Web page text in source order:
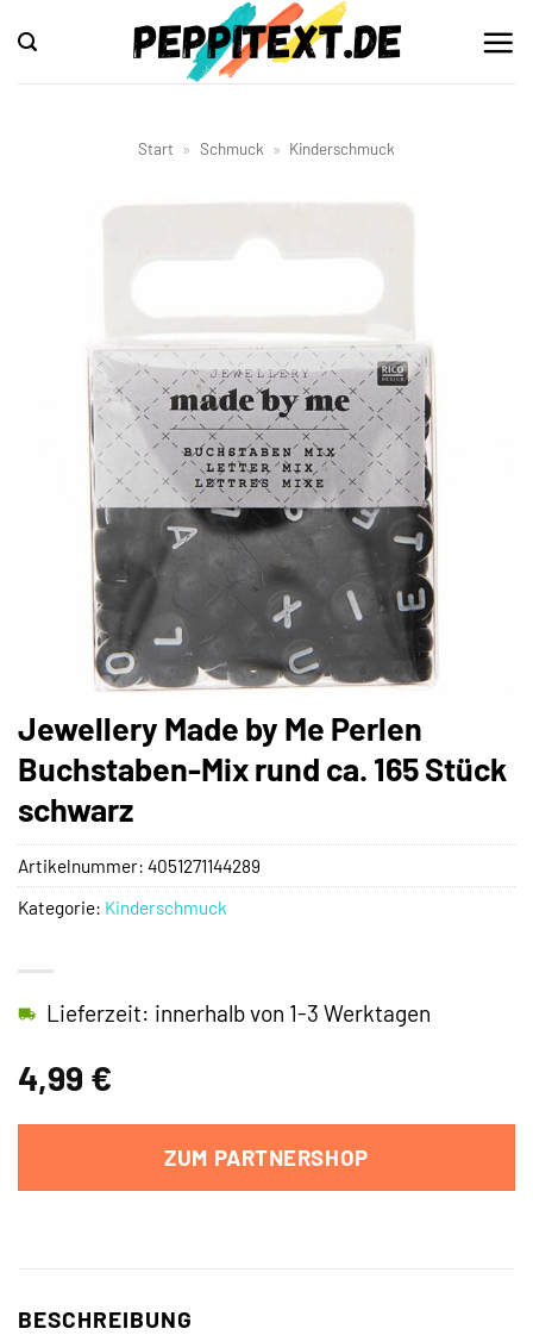
Inhalt
springen
Start » Schmuck » Kinderschmuck
Jewellery Made by Me Perlen
Buchstaben-Mix rund ca. 165 Stück
schwarz
4,99 €
Lieferzeit: innerhalb von 1-3 Werktagen
ZUM PARTNERSHOP
Artikelnummer: 4051271144289
Kategorie: Kinderschmuck
BESCHREIBUNG